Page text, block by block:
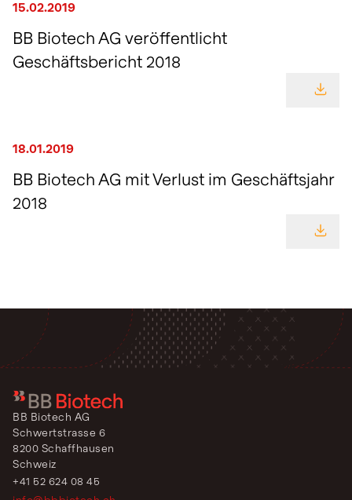
15.02.2019
BB Biotech AG veröffentlicht
Geschäftsbericht 2018
18.01.2019
BB Biotech AG mit Verlust im Geschäftsjahr
2018
BB Biotech AG
Schwertstrasse 6
8200 Schaffhausen
Schweiz
+41 52 624 08 45